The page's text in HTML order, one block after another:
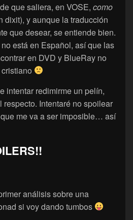
que saliera, en VOSE, como
dixit), y aunque la traducción
que desear, se entiende bien.
está en Español, así que las
en DVD y BlueRay no
intentar redimirme un pelín,
Intentaré no spoilear
me va a ser imposible… así
análisis sobre una
si voy dando tumbos